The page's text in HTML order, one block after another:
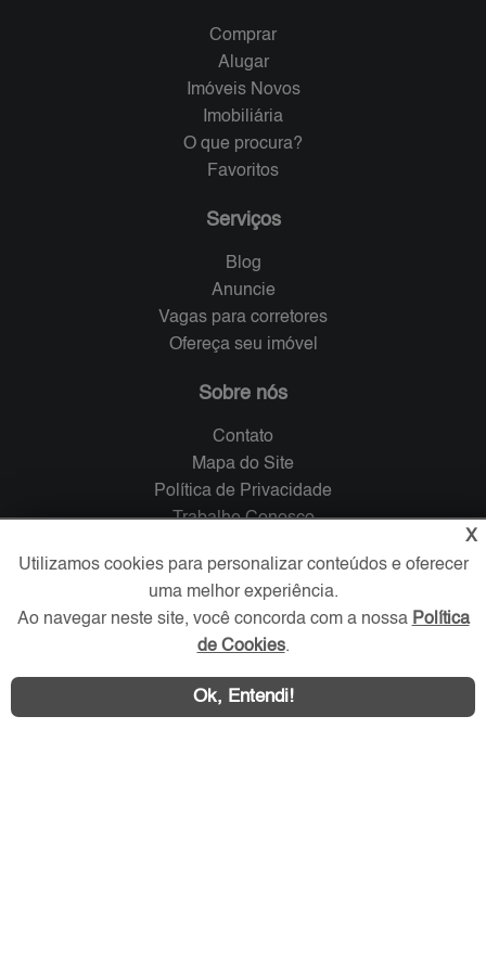
Comprar
Alugar
Imóveis Novos
Imobiliária
O que procura?
Favoritos
Serviços
Blog
Anuncie
Vagas para corretores
Ofereça seu imóvel
Sobre nós
Contato
Mapa do Site
Política de Privacidade
Trabalhe Conosco
Verificada por
Redes Sociais
X
Utilizamos cookies para personalizar conteúdos e oferecer
uma melhor experiência.
Ao navegar neste site, você concorda com a nossa Política
de Cookies.
Ok, Entendi!